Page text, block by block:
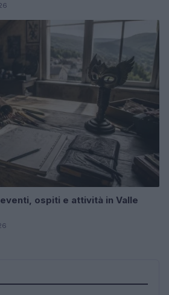
ospiti e attività in Valle